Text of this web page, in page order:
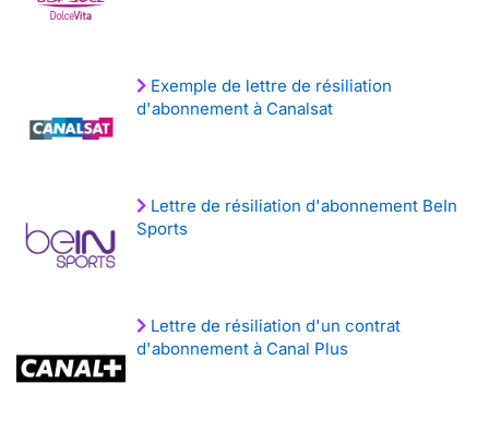
Exemple de lettre de résiliation
d'abonnement à Canalsat
Lettre de résiliation d'abonnement BeIn
Sports
Lettre de résiliation d'un contrat
d'abonnement à Canal Plus